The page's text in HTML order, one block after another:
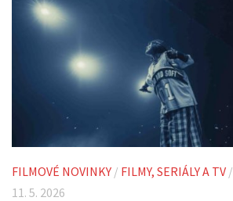
FILMOVÉ NOVINKY / FILMY, SERIÁLY A TV /
11. 5. 2026